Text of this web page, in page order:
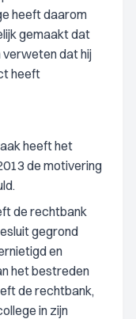
heeft daarom
gemaakt dat
verweten dat hij
heeft
heeft het
de motivering
de rechtbank
gegrond
en
het bestreden
de rechtbank,
in zijn